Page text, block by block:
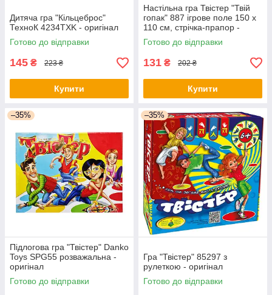
Дитяча гра "Кільцеброс"
ТехноК 4234TXK - оригінал
Готово до відправки
145 ₴ 223 ₴
Купити
Настільна гра Твістер "Твій
гопак" 887 ігрове поле 150 х
110 см, стрічка-прапор -
оригінал
Готово до відправки
131 ₴ 202 ₴
Купити
–35%
Підлогова гра "Твістер" Danko
Toys SPG55 розважальна -
оригінал
Готово до відправки
–35%
Гра "Твістер" 85297 з
рулеткою - оригінал
Готово до відправки